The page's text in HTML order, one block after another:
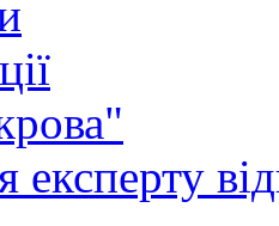
експерту